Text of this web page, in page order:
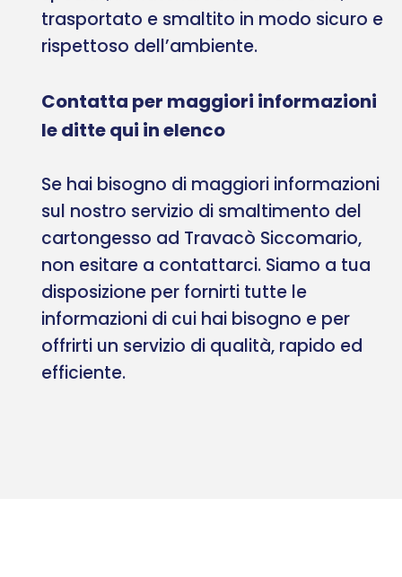
trasportato e smaltito in modo sicuro e
rispettoso dell’ambiente.
Contatta per maggiori informazioni
le ditte qui in elenco
Se hai bisogno di maggiori informazioni
sul nostro servizio di smaltimento del
cartongesso ad Travacò Siccomario,
non esitare a contattarci. Siamo a tua
disposizione per fornirti tutte le
informazioni di cui hai bisogno e per
offrirti un servizio di qualità, rapido ed
efficiente.